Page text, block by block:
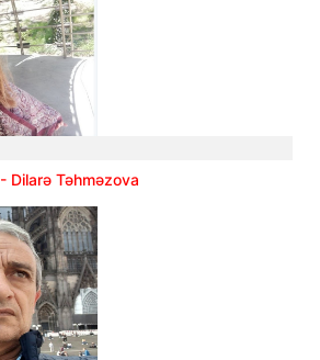
- Dilarə Təhməzova